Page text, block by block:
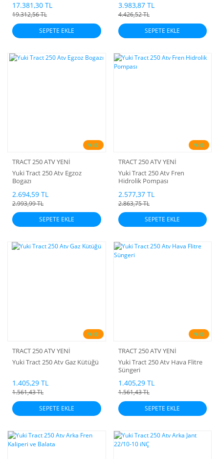
17.381,30 TL
19.312,56 TL
SEPETE EKLE
3.983,87 TL
4.426,52 TL
SEPETE EKLE
%10
TRACT 250 ATV YENİ
Yuki Tract 250 Atv Egzoz
Bogazı
2.694,59 TL
2.993,99 TL
SEPETE EKLE
%10
TRACT 250 ATV YENİ
Yuki Tract 250 Atv Fren
Hidrolik Pompası
2.577,37 TL
2.863,75 TL
SEPETE EKLE
%10
TRACT 250 ATV YENİ
Yuki Tract 250 Atv Gaz Kütüğü
1.405,29 TL
1.561,43 TL
SEPETE EKLE
%10
TRACT 250 ATV YENİ
Yuki Tract 250 Atv Hava Flitre
Süngeri
1.405,29 TL
1.561,43 TL
SEPETE EKLE